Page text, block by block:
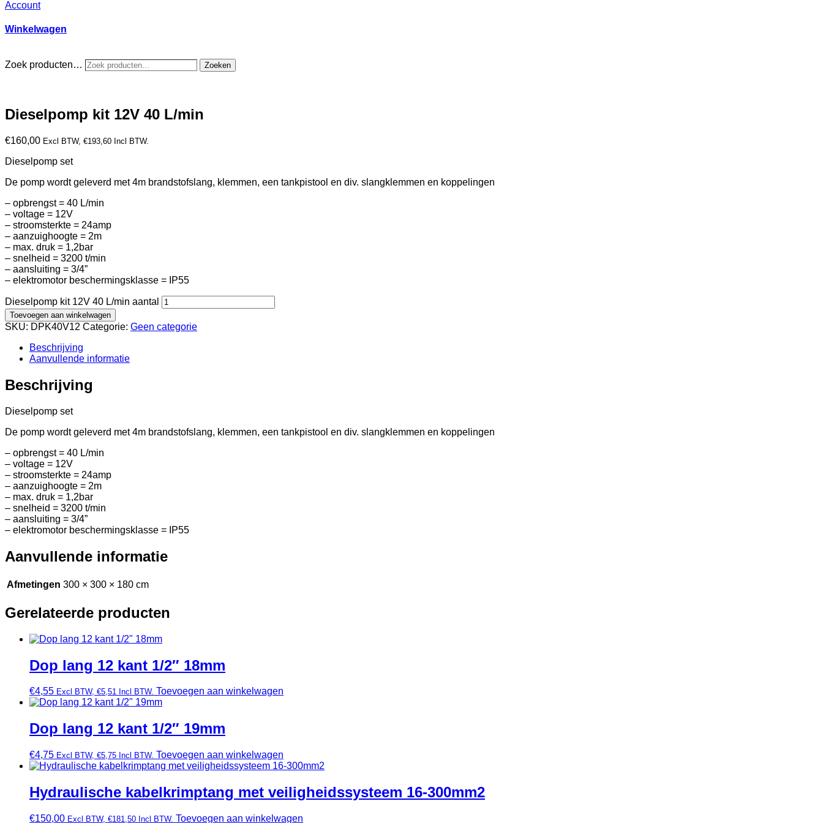
Account
Winkelwagen
Zoek producten… Zoeken
Dieselpomp kit 12V 40 L/min
€160,00 Excl BTW, €193,60 Incl BTW.
Dieselpomp set
De pomp wordt geleverd met 4m brandstofslang, klemmen, een tankpistool en div. slangklemmen en koppelingen
– opbrengst = 40 L/min
– voltage = 12V
– stroomsterkte = 24amp
– aanzuighoogte = 2m
– max. druk = 1,2bar
– snelheid = 3200 t/min
– aansluiting = 3/4”
– elektromotor beschermingsklasse = IP55
Dieselpomp kit 12V 40 L/min aantal
Toevoegen aan winkelwagen
SKU: DPK40V12 Categorie: Geen categorie
Beschrijving
Aanvullende informatie
Beschrijving
Dieselpomp set
De pomp wordt geleverd met 4m brandstofslang, klemmen, een tankpistool en div. slangklemmen en koppelingen
– opbrengst = 40 L/min
– voltage = 12V
– stroomsterkte = 24amp
– aanzuighoogte = 2m
– max. druk = 1,2bar
– snelheid = 3200 t/min
– aansluiting = 3/4”
– elektromotor beschermingsklasse = IP55
Aanvullende informatie
Afmetingen 300 × 300 × 180 cm
Gerelateerde producten
Dop lang 12 kant 1/2″ 18mm
€4,55 Excl BTW, €5,51 Incl BTW. Toevoegen aan winkelwagen
Dop lang 12 kant 1/2″ 19mm
€4,75 Excl BTW, €5,75 Incl BTW. Toevoegen aan winkelwagen
Hydraulische kabelkrimptang met veiligheidssysteem 16-300mm2
€150,00 Excl BTW, €181,50 Incl BTW. Toevoegen aan winkelwagen